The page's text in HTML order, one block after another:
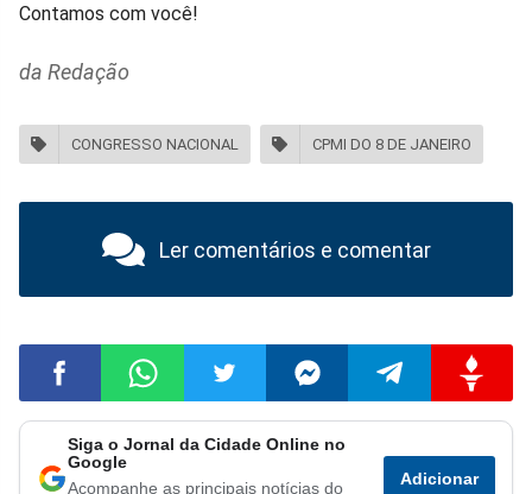
Contamos com você!
da Redação
CONGRESSO NACIONAL CPMI DO 8 DE JANEIRO
Ler comentários e comentar
CompartilharCompartilharCompartilharCompartilharCompartilhar
Siga o Jornal da Cidade Online no
Google
Acompanhe as principais notícias do
Adicionar